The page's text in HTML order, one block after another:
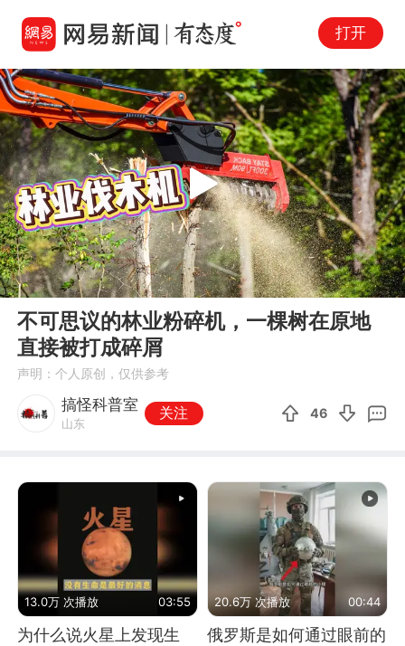
打开
00:00 00:37
Play
不可思议的林业粉碎机，一棵树在原地
直接被打成碎屑
声明：个人原创，仅供参考
搞怪科普室
山东
关注 46
13.0万 次播放 03:55
为什么说火星上发现生
20.6万 次播放 00:44
俄罗斯是如何通过眼前的